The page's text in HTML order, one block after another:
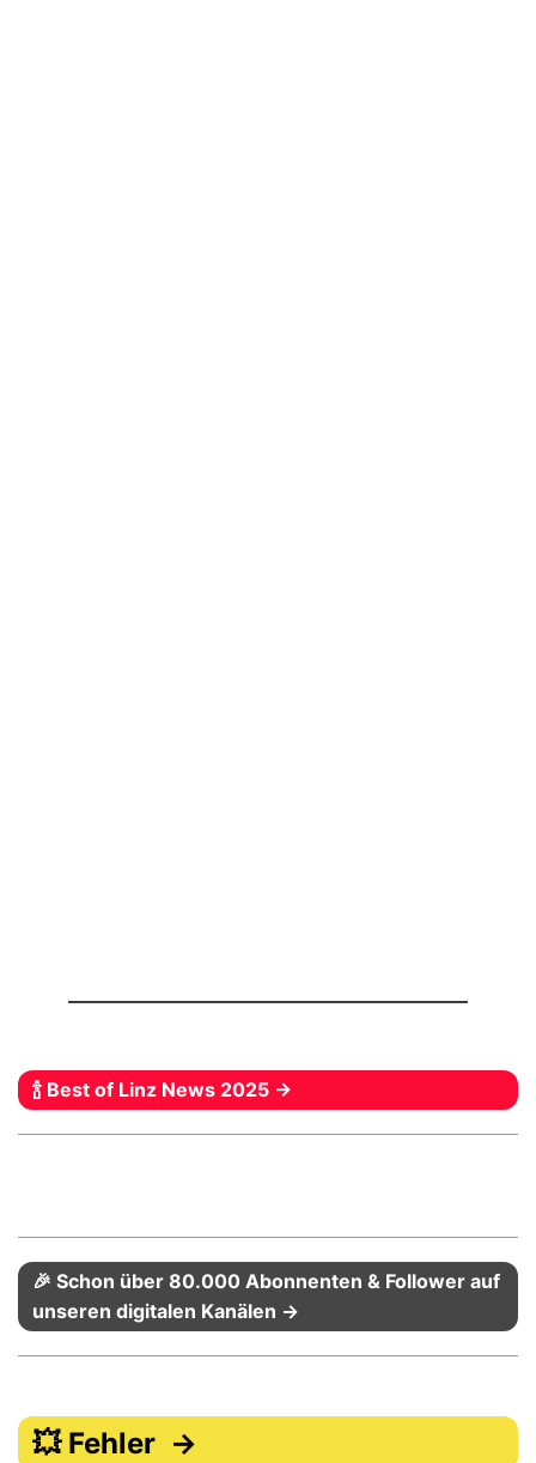
🍾 Best of Linz News 2025 →
🎉 Schon über 80.000 Abonnenten & Follower auf
unseren digitalen Kanälen →
💥 Fehler →